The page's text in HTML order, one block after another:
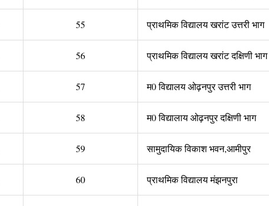
55 प्राथमिक विद्यालय खरांट उत्तरी भाग
56 प्राथमिक विद्यालय खरांट दक्षिणी भाग
57 म0 विद्यालय ओढ़नपुर उत्तरी भाग
58 म0 विद्यालाय ओढ़नपुर दक्षिणी भाग
59 सामुदायिक विकाश भवन,आमीपुर
60 प्राथमिक विद्यालय मंझनपुरा